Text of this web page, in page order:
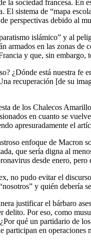
la sociedad francesa. En
sistema de “mapa
perspectivas debido al
islámico” y al
armados en las zonas
y que, sin
¿Dónde está nuestra
recuperación [de su
de los Chalecos
en cuanto se
apresuradamente el
enfoque de Macron
que sería digna al
desde enero,
no pudo evitar el
y quién debería
justificar el bárbaro
Por eso, como
qué un partidario de
en